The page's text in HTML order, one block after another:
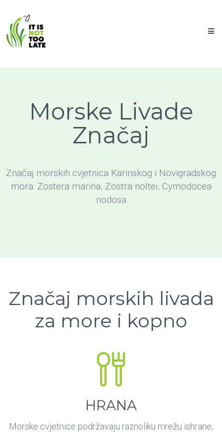
Morske Livade
Značaj
Značaj morskih cvjetnica Karinskog i Novigradskog
mora: Zostera marina, Zostra noltei, Cymodocea
nodosa
Značaj morskih livada
za more i kopno
HRANA
Morske cvjetnice podržavaju raznoliku mrežu ishrane,